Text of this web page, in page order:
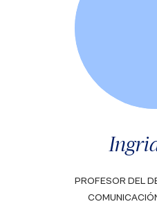
PROFESOR DEL